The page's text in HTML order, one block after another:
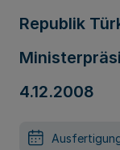
Republik
4.12.2008